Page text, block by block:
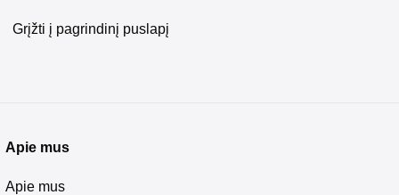
Grįžti į pagrindinį puslapį
Apie mus
Apie mus